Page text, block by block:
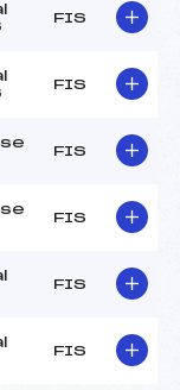
FIS
FIS
FIS
FIS
FIS
FIS